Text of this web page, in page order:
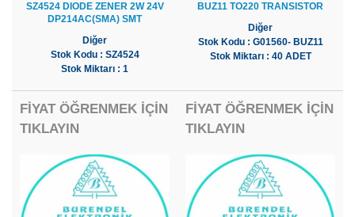
SZ4524 DIODE ZENER 2W 24V
DP214AC(SMA) SMT
Diğer
Stok Kodu : SZ4524
Stok Miktarı : 1
FİYAT ÖĞRENMEK İÇİN
TIKLAYIN
BUZ11 TO220 TRANSISTOR
Diğer
Stok Kodu : G01560- BUZ11
Stok Miktarı : 40 ADET
FİYAT ÖĞRENMEK İÇİN
TIKLAYIN